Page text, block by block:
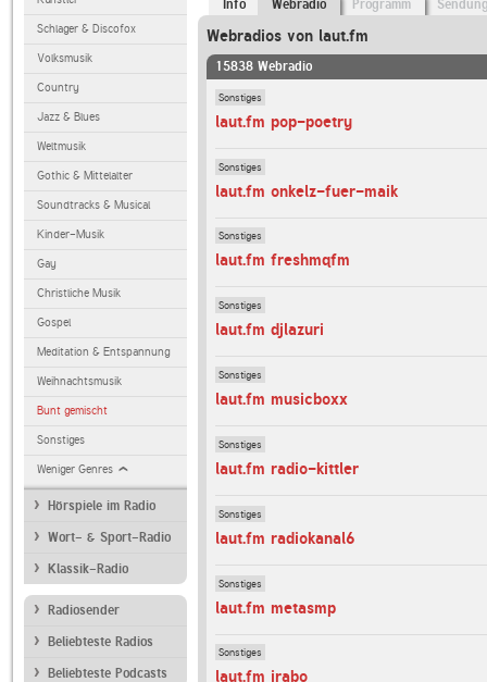
Schlager & Discofox
Volksmusik
Country
Jazz & Blues
Weltmusik
Gothic & Mittelalter
Soundtracks & Musical
Kinder-Musik
Gay
Christliche Musik
Gospel
Meditation & Entspannung
Weihnachtsmusik
Bunt gemischt
Sonstiges
Weniger Genres
Hörspiele im Radio
Wort- & Sport-Radio
Klassik-Radio
Radiosender
Beliebteste Radios
Beliebteste Podcasts
Info Webradio Programm
Webradios von laut.fm
15838 Webradio
Sonstiges
laut.fm pop-poetry
Sonstiges
laut.fm onkelz-fuer-maik
Sonstiges
laut.fm freshmqfm
Sonstiges
laut.fm djlazuri
Sonstiges
laut.fm musicboxx
Sonstiges
laut.fm radio-kittler
Sonstiges
laut.fm radiokanal6
Sonstiges
laut.fm metasmp
Sonstiges
laut.fm irabo